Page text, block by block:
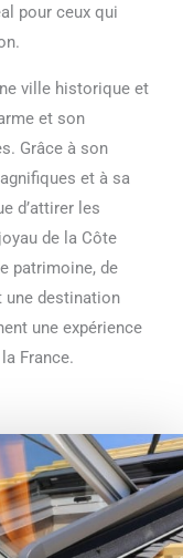
pour ceux qui
ville historique et
et son
Grâce à son
et à sa
d’attirer les
de la Côte
patrimoine, de
une destination
une expérience
France.